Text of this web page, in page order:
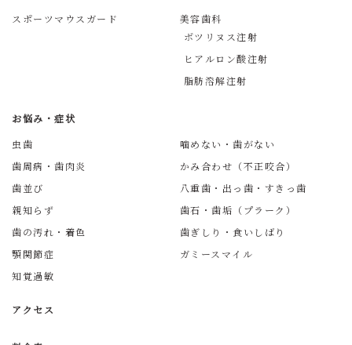
スポーツマウスガード
美容歯科
ボツリヌス注射
ヒアルロン酸注射
脂肪溶解注射
お悩み・症状
虫歯
噛めない・歯がない
歯周病・歯肉炎
かみ合わせ（不正咬合）
歯並び
八重歯・出っ歯・すきっ歯
親知らず
歯石・歯垢（プラーク）
歯の汚れ・着色
歯ぎしり・食いしばり
顎関節症
ガミースマイル
知覚過敏
アクセス